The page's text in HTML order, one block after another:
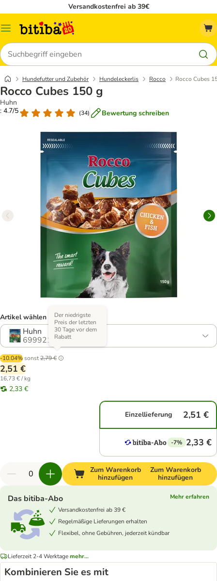
Versandkostenfrei ab 39€
Menü
Suchen
Hundefutter und Zubehör Hundeleckerlis Rocco Rocco Cubes
Rocco Cubes 150 g
Huhn
: 4.7/5
(34) Bewertung schreiben
Artikel wählen (2 Varianten)
Huhn
699921.3
-10.04%sonst2,79 €
Der niedrigste
Preis der letzten
30 Tage vor dem
Rabatt
2,51 €
16,73 € / kg
2,33 €
Einzellieferung 2,51 €
-7% 2,33 €
Zum Warenkorb
hinzufügen
Zum Warenkorb
hinzufügen
Das bitiba-Abo
Mehr erfahren
Versandkostenfrei ab 39 €
Regelmäßige Lieferungen erhalten
Flexibel, ohne Gebühren, jederzeit kündbar
Lieferzeit 2-4 Werktagemehr...
Kombinieren Sie es mit